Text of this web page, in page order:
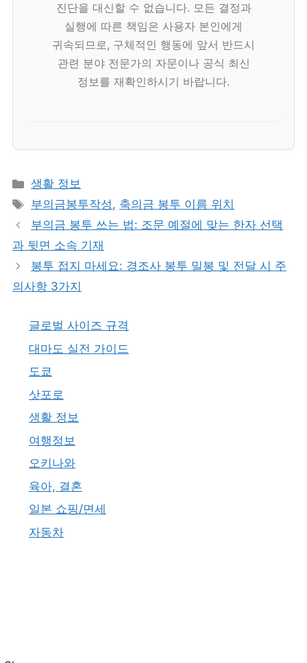
진단을 대신할 수 없습니다. 모든 결정과
실행에 따른 책임은 사용자 본인에게
귀속되므로, 구체적인 행동에 앞서 반드시
관련 분야 전문가의 자문이나 공식 최신
정보를 재확인하시기 바랍니다.
카
테
리
생활 정보
태
그
부의금봉투작성, 축의금 봉투 이름 위치
부의금 봉투 쓰는 법: 조문 예절에 맞는 한자 선택
과 뒷면 소속 기재
봉투 접지 마세요: 경조사 봉투 밀봉 및 전달 시 주
의사항 3가지
글로벌 사이즈 규격
대마도 실전 가이드
도쿄
삿포로
생활 정보
여행정보
오키나와
육아, 결혼
일본 쇼핑/면세
자동차